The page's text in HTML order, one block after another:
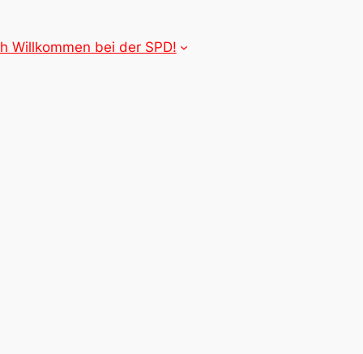
Willkommen bei der SPD!